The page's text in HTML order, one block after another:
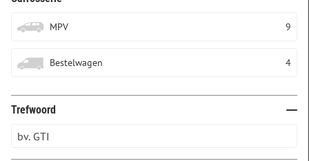
MPV 9
Bestelwagen 4
Trefwoord